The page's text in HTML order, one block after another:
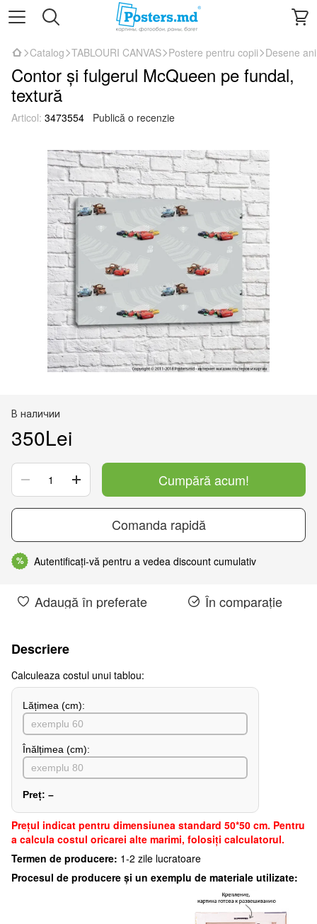
Catalog TABLOURI CANVAS Postere pentru copii Desene
Contor și fulgerul McQueen pe fundal,
textură
Articol: 3473554 Publică o recenzie
В наличии
350Lei
Cumpără acum!
Comanda rapidă
% Autentificați-vă pentru a vedea discount cumulativ
Adaugă în preferate În comparație
Descriere
Сalculeaza costul unui tablou:
Lățimea (сm):
Înălțimea (cm):
Preț: –
Preţul indicat pentru dimensiunea standard 50*50 cm. Pentru
a calcula costul oricarei alte marimi, folosiți calculatorul.
Termen de producere: 1-2 zile lucratoare
Procesul de producere și un exemplu de materiale utilizate: